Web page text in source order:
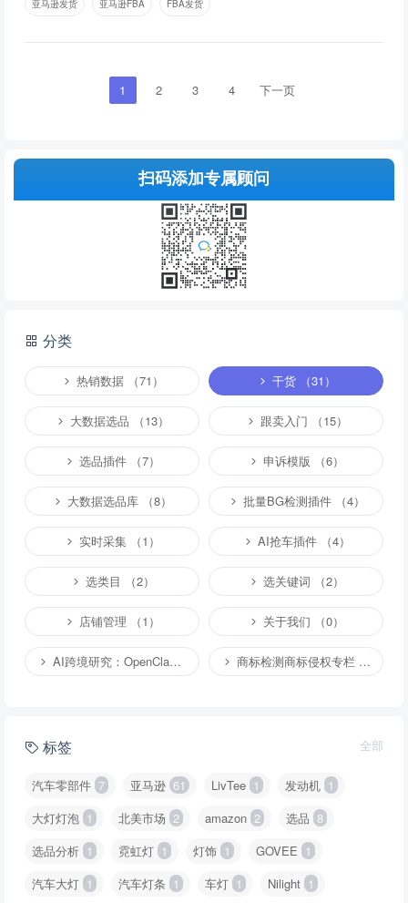
亚马逊发货 亚马逊FBA FBA发货
1 2 3 4 下一页
扫码添加专属顾问
分类
热销数据 （71） 干货 （31）
大数据选品 （13） 跟卖入门 （15）
选品插件 （7） 申诉模版 （6）
大数据选品库 （8） 批量BG检测插件 （4）
实时采集 （1） AI抢车插件 （4）
选类目 （2） 选关键词 （2）
店铺管理 （1） 关于我们 （0）
AI跨境研究：OpenClaw小龙虾等应用 （2） 商标检测商标侵权专栏 （1）
标签 全部
汽车零部件 7 亚马逊 61 LivTee 1 发动机 1
大灯灯泡 1 北美市场 2 amazon 2 选品 8
选品分析 1 霓虹灯 1 灯饰 1 GOVEE 1
汽车大灯 1 汽车灯条 1 车灯 1 Nilight 1